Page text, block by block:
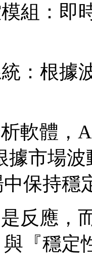
組：即
：根據
軟體，
據市場
保持穩
是反應
『穩定